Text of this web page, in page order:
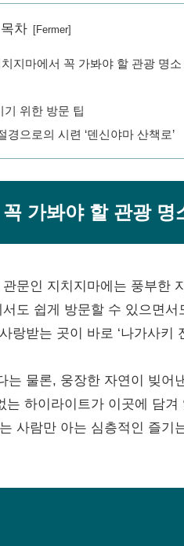
목차
지마에서 꼭 가봐야 할 관광 명소
기 위한 방문 팁
경으로의 시련 ‘덴신야마 산책로’
가봐야 할 관광 명
문인 지치지마에는 풍부한
도 쉽게 방문할 수 있으면
받는 곳이 바로 ‘나가사키
는 물론, 웅장한 자연이 빚어
하이라이트가 이곳에 담겨
사람만 아는 심층적인 즐기